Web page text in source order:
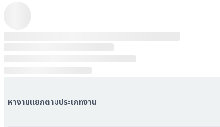
หางานแยกตามประเภทงาน